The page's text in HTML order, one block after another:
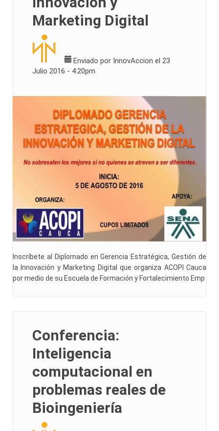
Marketing Digital
Enviado por InnovAccion el 23
Julio 2016 - 4:20pm
Inscríbete al Diplomado en Gerencia Estratégica, Gestión de
la Innovación y Marketing Digital que organiza ACOPI Cauca
por medio de su Escuela de Formación y Fortalecimiento Emp
Conferencia:
Inteligencia
computacional en
problemas reales de
Bioingeniería